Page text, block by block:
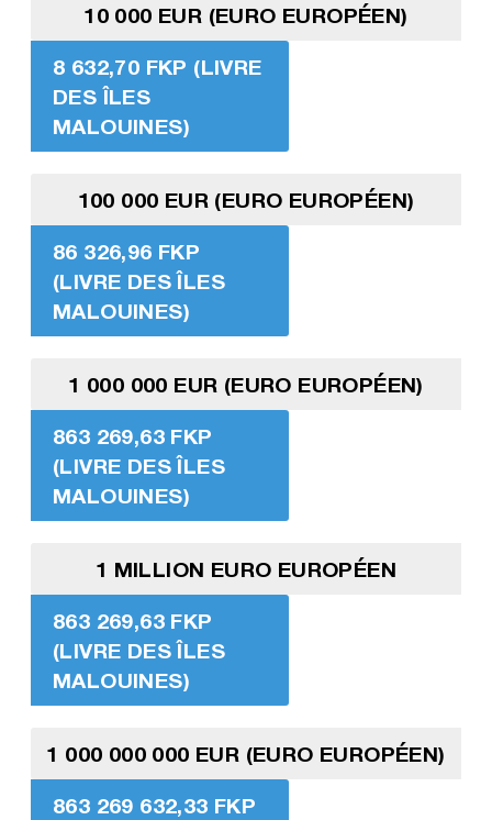
10 000 EUR (EURO EUROPÉEN)
8 632,70 FKP (LIVRE
DES ÎLES
MALOUINES)
100 000 EUR (EURO EUROPÉEN)
86 326,96 FKP
(LIVRE DES ÎLES
MALOUINES)
1 000 000 EUR (EURO EUROPÉEN)
863 269,63 FKP
(LIVRE DES ÎLES
MALOUINES)
1 MILLION EURO EUROPÉEN
863 269,63 FKP
(LIVRE DES ÎLES
MALOUINES)
1 000 000 000 EUR (EURO EUROPÉEN)
863 269 632,33 FKP